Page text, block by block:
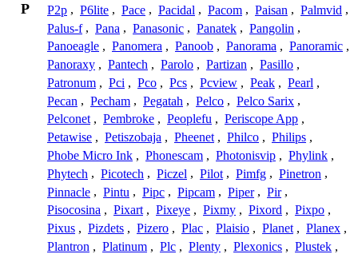
P P2p , P6lite , Pace , Pacidal , Pacom , Paisan , Palmvid ,
Palus-f , Pana , Panasonic , Panatek , Pangolin ,
Panoeagle , Panomera , Panoob , Panorama , Panoramic ,
Panoraxy , Pantech , Parolo , Partizan , Pasillo ,
Patronum , Pci , Pco , Pcs , Pcview , Peak , Pearl ,
Pecan , Pecham , Pegatah , Pelco , Pelco Sarix ,
Pelconet , Pembroke , Peoplefu , Periscope App ,
Petawise , Petiszobaja , Pheenet , Philco , Philips ,
Phobe Micro Ink , Phonescam , Photonisvip , Phylink ,
Phytech , Picotech , Piczel , Pilot , Pimfg , Pinetron ,
Pinnacle , Pintu , Pipc , Pipcam , Piper , Pir ,
Pisocosina , Pixart , Pixeye , Pixmy , Pixord , Pixpo ,
Pixus , Pizdets , Pizero , Plac , Plaisio , Planet , Planex ,
Plantron , Platinum , Plc , Plenty , Plexonics , Plustek ,